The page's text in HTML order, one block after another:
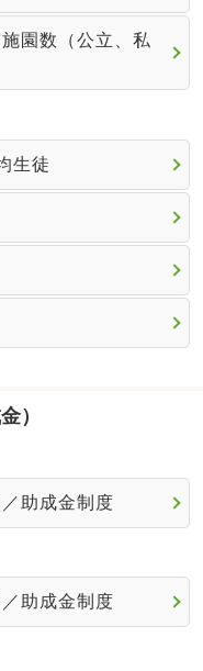
園数（公立、私
生徒
）
助成金制度
助成金制度